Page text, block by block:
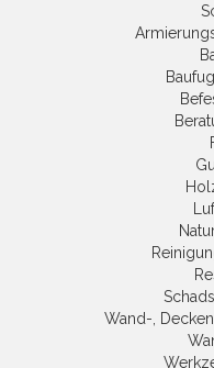
Wand-,